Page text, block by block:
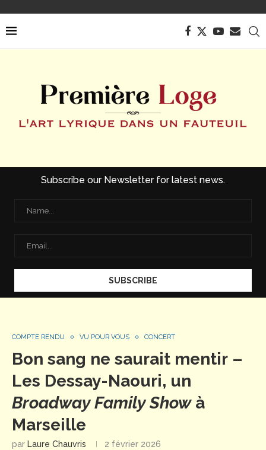
Subscribe our Newsletter for latest news.
COMPTE RENDU VU POUR VOUS CONCERT
Bon sang ne saurait mentir –
Les Dessay-Naouri, un
Broadway Family Showà
Marseille
par Laure Chauvris 2 février 2026